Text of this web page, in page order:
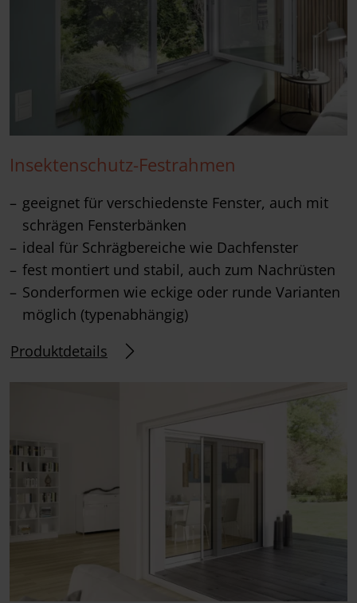
Insektenschutz-Festrahmen
geeignet für verschiedenste Fenster, auch mit
schrägen Fensterbänken
ideal für Schrägbereiche wie Dachfenster
fest montiert und stabil, auch zum Nachrüsten
Sonderformen wie eckige oder runde Varianten
möglich (typenabhängig)
Produktdetails